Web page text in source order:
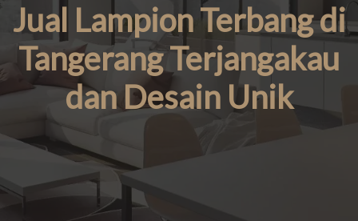
Jual Lampion Terbang di
Tangerang Terjangakau
dan Desain Unik